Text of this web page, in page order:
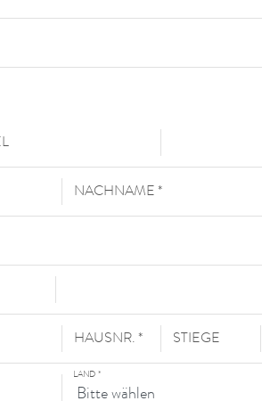
NACHNAME *
HAUSNR. * STIEGE
LAND *